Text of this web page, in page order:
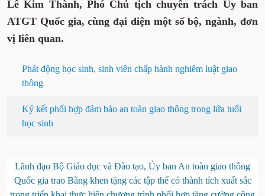
GD&ĐT; ông Lê Kim Thành, Phó Chủ tịch chuyên
trách Ủy ban ATGT Quốc gia, cùng đại diện một số
bộ, ngành, đơn vị liên quan.
Phát động học sinh, sinh viên chấp hành nghiêm luật giao
thông
Ký kết phối hợp đảm bảo an toàn giao thông trong lứa tuổi
học sinh
Lãnh đạo Bộ Giáo dục và Đào tạo, Ủy ban An toàn giao thông
Quốc gia trao Bằng khen tặng các tập thể có thành tích xuất sắc